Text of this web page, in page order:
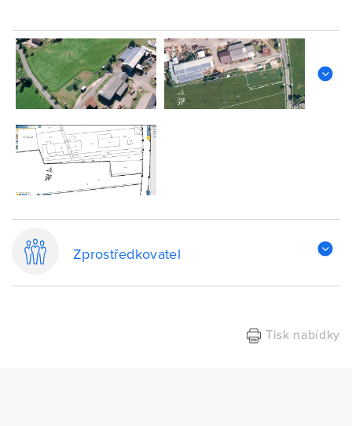
Zprostředkovatel
Tisk nabídky